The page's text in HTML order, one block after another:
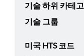
기술 하위 카테
기술 그룹
미국 HTS 코드